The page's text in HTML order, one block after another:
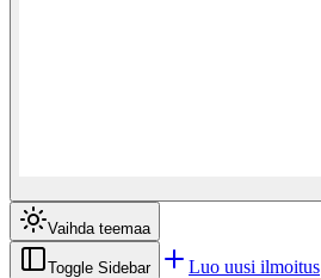
Vaihda teemaa
Toggle Sidebar Luo uusi ilmoitus